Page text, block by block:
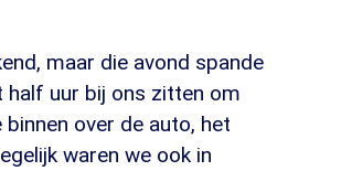
maar die avond spande
half uur bij ons zitten om
over de auto, het
waren we ook in